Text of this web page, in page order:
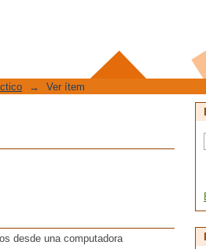
→ Ver ítem
desde una computadora